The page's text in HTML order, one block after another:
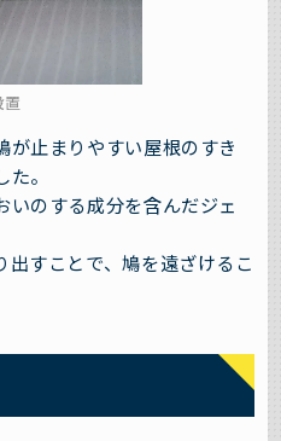
置
が止まりやすい屋根のすき
。
いのする成分を含んだジェ
すことで、鳩を遠ざけるこ